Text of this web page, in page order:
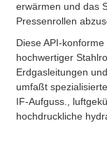
erwärmen und das
Pressenrollen
Diese API-
hochwertiger
Erdgasleitungen
umfaßt
IF-Aufguss.,
hochdruckliche